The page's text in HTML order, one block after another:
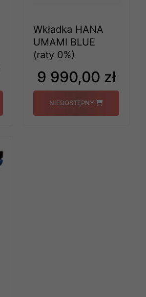
Wkładka HANA
UMAMI BLUE
(raty 0%)
9 990,00 zł
NIEDOSTĘPNY